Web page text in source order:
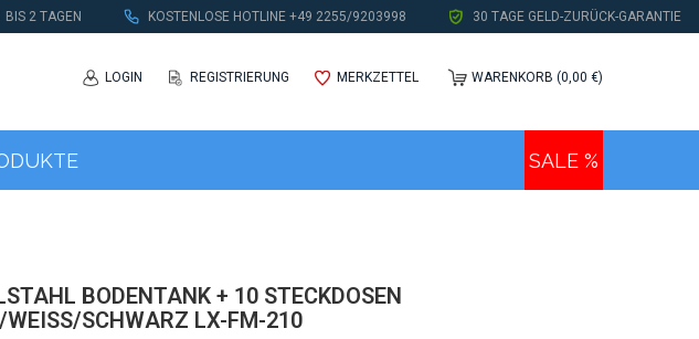
2 TAGEN KOSTENLOSE HOTLINE +49 2255/9203998 30 TAGE GELD-ZURÜCK-GARANTIE
LOGIN REGISTRIERUNG MERKZETTEL WARENKORB (0,00 €)
SALE %
BODENTANK + 10 STECKDOSEN
WEISS/SCHWARZ LX-FM-210